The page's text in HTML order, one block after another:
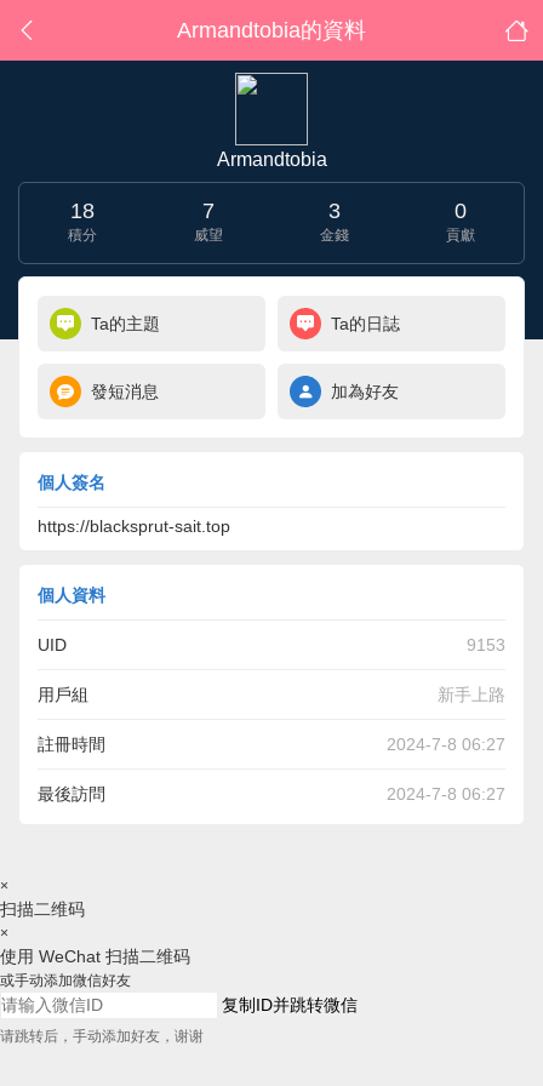
Armandtobia的資料
Armandtobia
18
積分
7
威望
3
金錢
0
貢獻
Ta的主題 Ta的日誌
發短消息 加為好友
個人簽名
https://blacksprut-sait.top
個人資料
UID 9153
用戶組 新手上路
註冊時間 2024-7-8 06:27
最後訪問 2024-7-8 06:27
×
扫描二维码
×
使用 WeChat 扫描二维码
或手动添加微信好友
复制ID并跳转微信
请跳转后，手动添加好友，谢谢